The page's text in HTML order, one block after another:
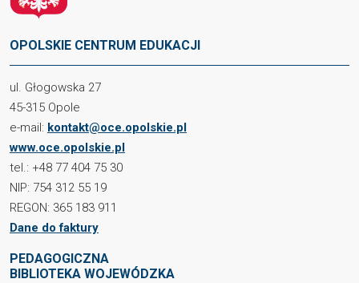
OPOLSKIE CENTRUM EDUKACJI
ul. Głogowska 27
45-315 Opole
e-mail: kontakt@oce.opolskie.pl
www.oce.opolskie.pl
tel.: +48 77 404 75 30
NIP: 754 312 55 19
REGON: 365 183 911
Dane do faktury
PEDAGOGICZNA
BIBLIOTEKA WOJEWÓDZKA